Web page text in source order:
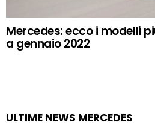
Mercedes: ecco i modelli
a gennaio 2022
ULTIME NEWS MERCEDES